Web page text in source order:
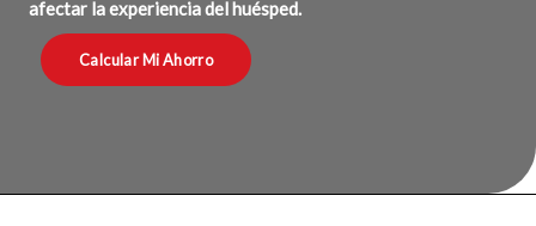
afectar la experiencia del huésped.
Calcular Mi Ahorro